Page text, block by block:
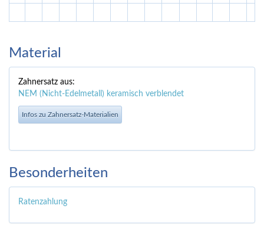
Material
Zahnersatz aus:
NEM (Nicht-Edelmetall) keramisch verblendet
Infos zu Zahnersatz-Materialien
Besonderheiten
Ratenzahlung